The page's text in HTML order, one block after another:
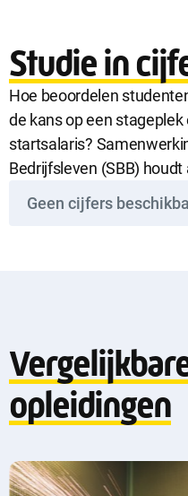
Studie in
Hoe beoordelen
de kans op een stageplek
startsalaris?
Bedrijfsleven (SBB)
Geen cijfers
opleidingen